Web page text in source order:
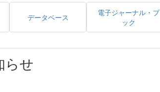
データベース
電子ジャーナル・ブ
ック
らせ